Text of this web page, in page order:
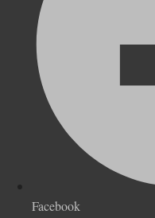
Facebook